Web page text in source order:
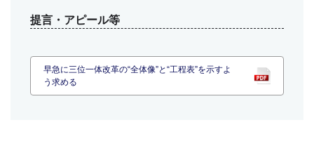
提言・アピール等
早急に三位一体改革の“全体像”と“工程表”を示すよ
う求める